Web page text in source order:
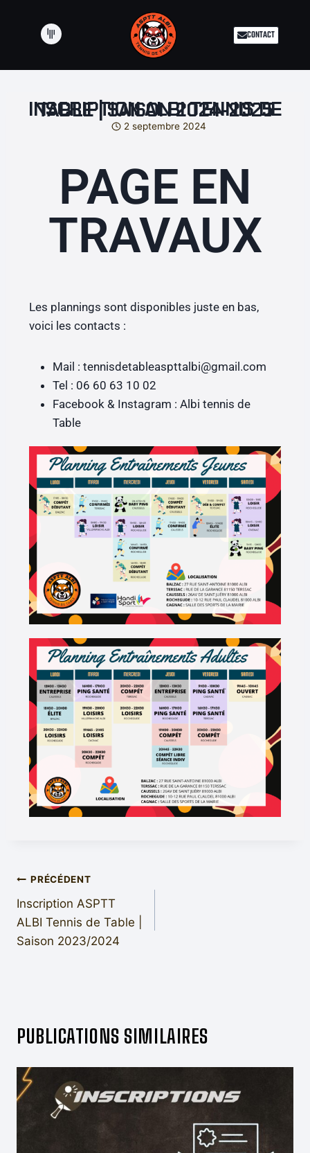
CONTACT
INSCRIPTION ALBI TENNIS DE TABLE | SAISON 2024-2025
2 septembre 2024
PAGE EN
TRAVAUX
Les plannings sont disponibles juste en bas,
voici les contacts :
Mail : tennisdetableaspttalbi@gmail.com
Tel : 06 60 63 10 02
Facebook & Instagram : Albi tennis de
Table
PRÉCÉDENT
Inscription ASPTT
ALBI Tennis de Table |
Saison 2023/2024
PUBLICATIONS SIMILAIRES